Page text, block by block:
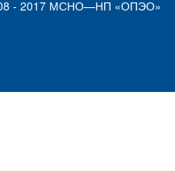
- 2017 МСНО—НП «ОПЭО»